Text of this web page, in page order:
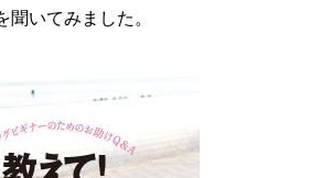
いてみました。